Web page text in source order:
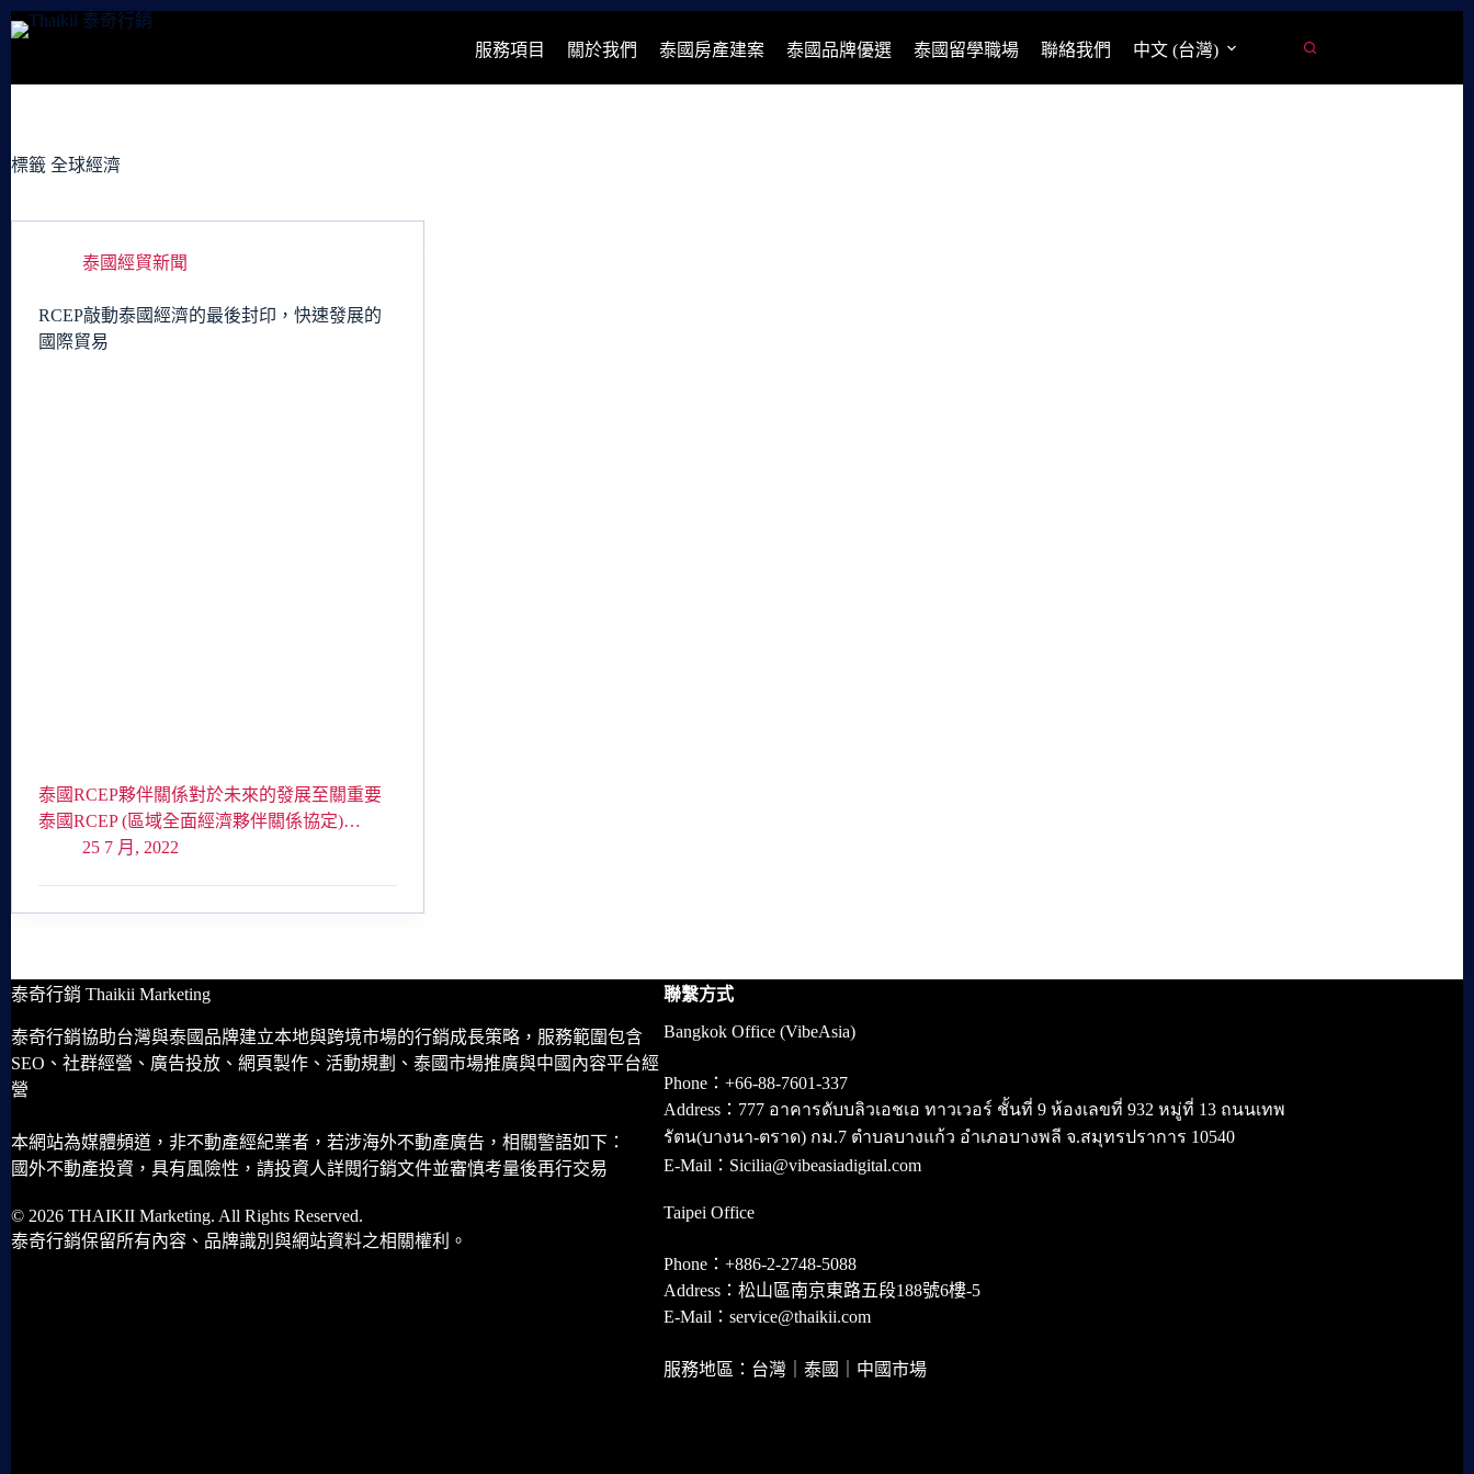
跳
容
服務項目 關於我們 泰國房產建案 泰國品牌優選 泰國留學職場 聯絡我們 中文 (台灣)
標籤 全球經濟
泰國經貿新聞
RCEP敲動泰國經濟的最後封印，快速發展的
國際貿易
泰國RCEP夥伴關係對於未來的發展至關重要
泰國RCEP (區域全面經濟夥伴關係協定)…
25 7 月, 2022
泰奇行銷 Thaikii Marketing
泰奇行銷協助台灣與泰國品牌建立本地與跨境市場的行銷成長策略，服務範圍包含
SEO、社群經營、廣告投放、網頁製作、活動規劃、泰國市場推廣與中國內容平台經
營
本網站為媒體頻道，非不動產經紀業者，若涉海外不動產廣告，相關警語如下：
國外不動產投資，具有風險性，請投資人詳閱行銷文件並審慎考量後再行交易
© 2026 THAIKII Marketing. All Rights Reserved.
泰奇行銷保留所有內容、品牌識別與網站資料之相關權利。
聯繫方式
Bangkok Office (VibeAsia)
Phone：+66-88-7601-337
Address：777 อาคารดับบลิวเอชเอ ทาวเวอร์ ชั้นที่ 9 ห้องเลขที่ 932 หมู่ที่ 13 ถนนเทพ
รัตน(บางนา-ตราด) กม.7 ตำบลบางแก้ว อำเภอบางพลี จ.สมุทรปราการ 10540
E-Mail：Sicilia@vibeasiadigital.com
Taipei Office
Phone：+886-2-2748-5088
Address：松山區南京東路五段188號6樓-5
E-Mail：service@thaikii.com
服務地區：台灣｜泰國｜中國市場